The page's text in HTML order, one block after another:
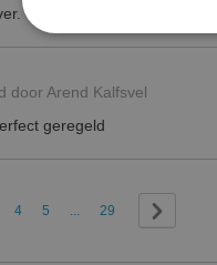
door Arend Kalfsvel
geregeld
pagina
Pagina
4 Pagina
5 Pagina
29